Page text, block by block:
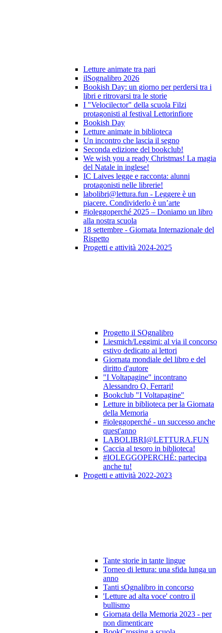
Letture animate tra pari
ilSognalibro 2026
Bookish Day: un giorno per perdersi tra i
libri e ritrovarsi tra le storie
I "Velocilector" della scuola Filzi
protagonisti al festival Lettorinfiore
Bookish Day
Letture animate in biblioteca
Un incontro che lascia il segno
Seconda edizione del bookclub!
We wish you a ready Christmas! La magia
del Natale in inglese!
IC Laives legge e racconta: alunni
protagonisti nelle librerie!
labolibri@lettura.fun - Leggere è un
piacere. Condividerlo è un’arte
#ioleggoperché 2025 – Doniamo un libro
alla nostra scuola
18 settembre - Giornata Internazionale del
Rispetto
Progetti e attività 2024-2025
Progetto il SOgnalibro
Liesmich/Leggimi: al via il concorso
estivo dedicato ai lettori
Giornata mondiale del libro e del
diritto d'autore
"I Voltapagine" incontrano
Alessandro Q. Ferrari!
Bookclub "I Voltapagine"
Letture in biblioteca per la Giornata
della Memoria
#ioleggoperché - un successo anche
quest'anno
LABOLIBRI@LETTURA.FUN
Caccia al tesoro in biblioteca!
#IOLEGGOPERCHÉ: partecipa
anche tu!
Progetti e attività 2022-2023
Tante storie in tante lingue
Torneo di lettura: una sfida lunga un
anno
Tanti sOgnalibro in concorso
'Letture ad alta voce' contro il
bullismo
Giornata della Memoria 2023 - per
non dimenticare